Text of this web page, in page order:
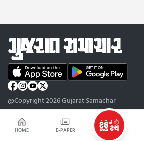
HOME E-PAPER
@Copyright 2026 Gujarat Samachar